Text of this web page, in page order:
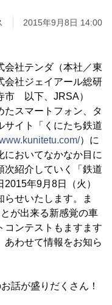
2015年9月8日 14:00
会社テンダ（本社／東
社ジェイアール総研
市 以下、JRSA）
たスマートフォン、タ
サイト「くにたち鉄道
）に
においてなかなか目に
次紹介していく「鉄道
年9月8日（火）
らせいたします。ま
が出来る新感覚の車
コンテストもますます
あわせて情報をお知ら
話が盛りだくさん！